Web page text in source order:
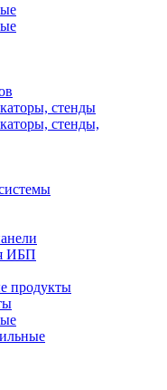
стенды
стенды,
ИБП
продукты